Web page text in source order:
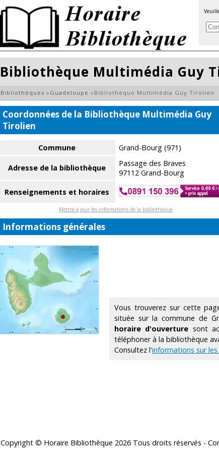
Bibliothèque Multimédia Guy
Bibliothèques » Guadeloupe » Bibliothèque Multimédia Guy Tirolien
Coordonnées de la Bibliothèque Multimédia Guy
Tirolien
Commune Grand-Bourg (971)
Adresse de la bibliothèque
Passage des Braves
97112 Grand-Bourg
Renseignements et horaires
Mettre à jour les informations de la bibliothèque
Informations générales
Vous trouverez sur cette
située sur la commune de
horaire d'ouverture sont
téléphoner à la bibliothèque
Consultez l'informations sur
Copyright © Horaire Bibliothèque 2026 Tous droits réservés -